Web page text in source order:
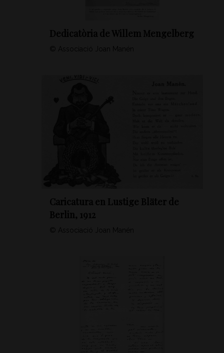
Dedicatòria de Willem Mengelberg
© Associació Joan Manén
Caricatura en Lustige Bläter de
Berlin, 1912
© Associació Joan Manén